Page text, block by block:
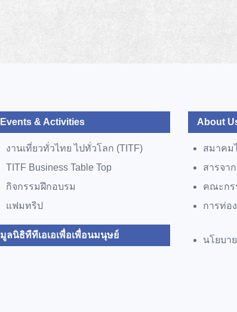
Events & Activities
งานเที่ยวทั่วไทย ไปทั่วโลก (TITF)
TITF Business Table Top
กิจกรรมฝึกอบรม
แฟมทริป
มูลนิธิทีทีเอเอเพื่อเพื่อนมนุษย์
About
สมาคม
สารจา
คณะกร
การท่อ
นโยบา